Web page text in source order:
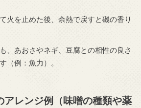
火を止めた後、余熱で戻すと磯の香り
、あおさやネギ、豆腐との相性の良さ
（例：魚力）。
アレンジ例（味噌の種類や薬